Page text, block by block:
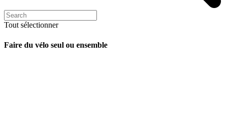
Tout sélectionner
Faire du vélo seul ou ensemble